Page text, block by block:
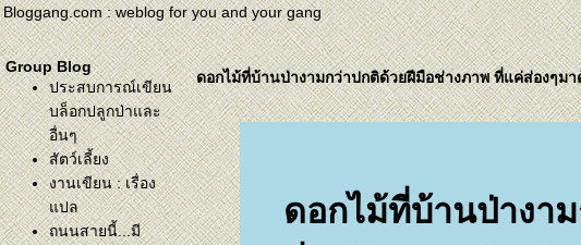
Bloggang.com : weblog for you and your gang
Group Blog
ประสบการณ์เขียน
บล็อกปลูกป่าและ
อื่นๆ
สัตว์เลี้ยง
งานเขียน : เรื่อง
ปล
ถนนสายนี้...มี
ดอกไม้ที่บ้านป่างามกว่าปกติด้วยฝีมือช่างภาพ ที่แค่ส่องๆมา
ดอกไม้ที่บ้านป่างา